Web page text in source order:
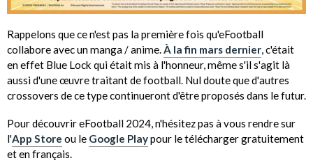
Rappelons que ce n'est pas la première fois qu'eFootball
collabore avec un manga / anime.À la fin mars dernier, c'était
en effet Blue Lock qui était mis à l'honneur, même s'il s'agit là
aussi d'une œuvre traitant de football. Nul doute que d'autres
crossovers de ce type continueront d'être proposés dans le futur.
Pour découvrir eFootball 2024, n'hésitez pas à vous rendre sur
l'App Store ou le Google Playpour le télécharger gratuitement
et en français.